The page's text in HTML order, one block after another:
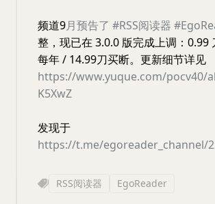
频道9月预告了 #RSS阅读器
整，现已在 3.0.0 版完成上调：0.99
每年 / 14.99刀买断。更新细节详见
https://www.yuque.com/pocv40/
K5XwZ
发现于
https://t.me/egoreader_channel/
RSS阅读器 EgoReader